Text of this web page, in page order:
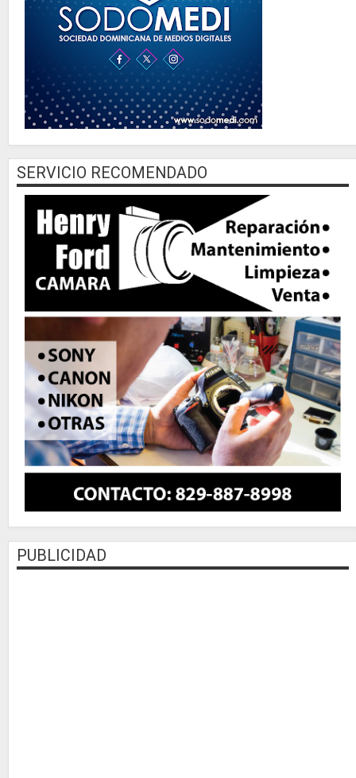
SERVICIO RECOMENDADO
PUBLICIDAD